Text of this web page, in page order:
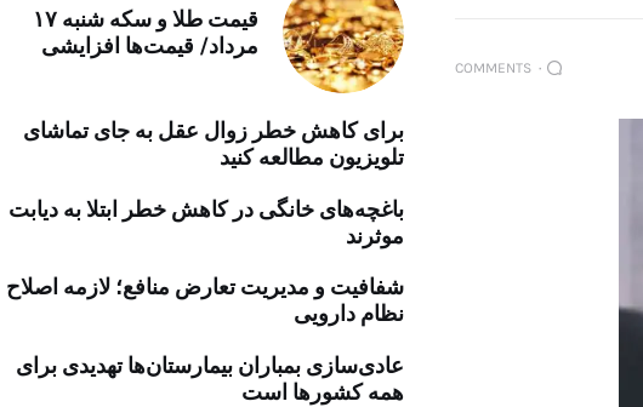
آوین دیلی
خرید موتور ایمپلنت
۰ COMMENTS
قیمت طلا و سکه شنبه ۱۷
مرداد/ قیمت‌ها افزایشی
برای کاهش خطر زوال عقل به جای تماشای
تلویزیون مطالعه کنید
باغچه‌های خانگی در کاهش خطر ابتلا به دیابت
موثرند
شفافیت و مدیریت تعارض منافع؛ لازمه اصلاح
نظام دارویی
عادی‌سازی بمباران بیمارستان‌ها تهدیدی برای
همه کشورها است